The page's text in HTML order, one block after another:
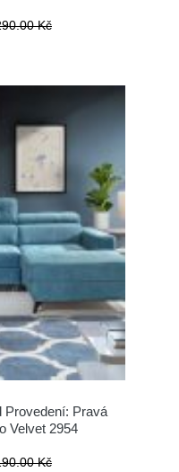
Kč
Provedení: Pravá
Velvet 2954
Kč